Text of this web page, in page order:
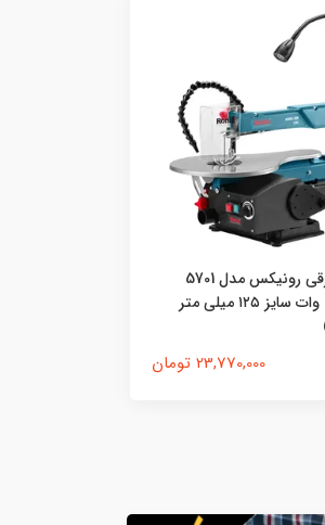
میز فارسی بر رونیکس مدل 5810 چرخ